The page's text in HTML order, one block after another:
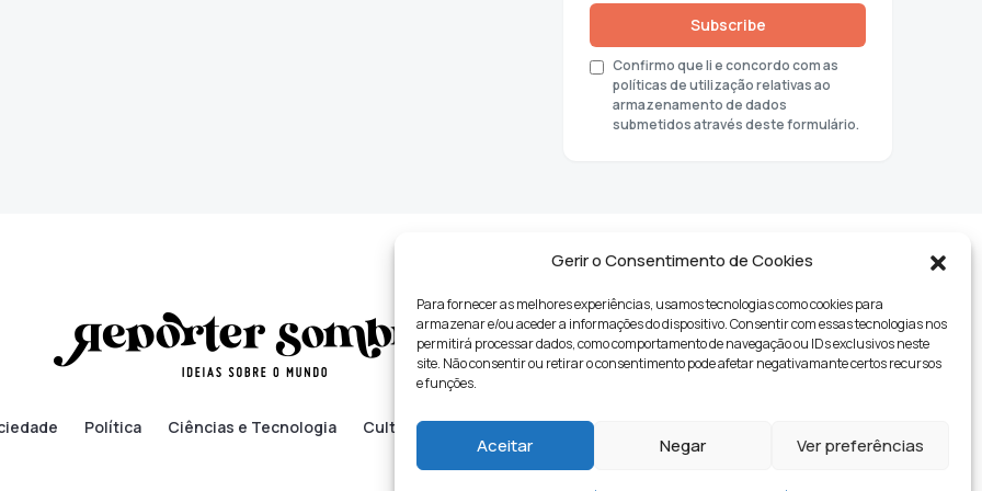
Gerir o Consentimento de Cookies
Para fornecer as melhores experiências, usamos tecnologias como cookies para
armazenar e/ou aceder a informações do dispositivo. Consentir com essas tecnologias nos
permitirá processar dados, como comportamento de navegação ou IDs exclusivos neste
site. Não consentir ou retirar o consentimento pode afetar negativamante certos recursos
e funções.
Aceitar Negar Ver preferências
Subscribe
Confirmo que li e concordo com as
políticas de utilização relativas ao
armazenamento de dados
submetidos através deste formulário.
Política Ciências e Tecnologia Cultura Lifestyle